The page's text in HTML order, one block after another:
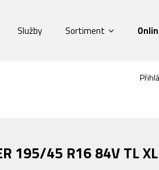
Služby Sortiment
195/45 R16 84V TL XL